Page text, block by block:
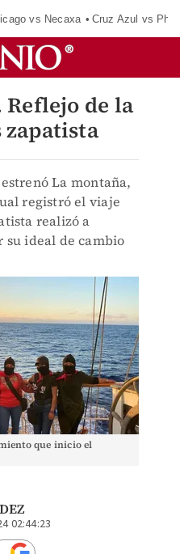
vs Necaxa Cruz Azul vs
Reflejo de la
La montaña,
registró el viaje
realizó a
su ideal de cambio
que inicio el
02:44:23